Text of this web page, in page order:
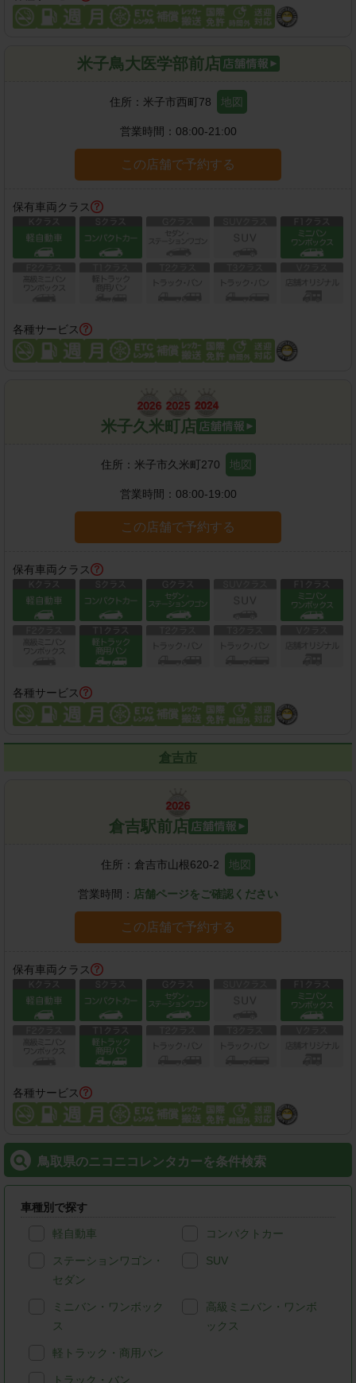
米子鳥大医学部前店
住所： 米子市西町78 地図
営業時間： 08:00-21:00
この店舗で予約する
保有車両クラス
各種サービス
米子久米町店
住所： 米子市久米町270 地図
営業時間： 08:00-19:00
この店舗で予約する
保有車両クラス
各種サービス
倉吉市
倉吉駅前店
住所： 倉吉市山根620-2 地図
営業時間： 店舗ページをご確認ください
この店舗で予約する
保有車両クラス
各種サービス
鳥取県のニコニコレンタカーを条件検索
車種別で探す
軽自動車 コンパクトカー
ステーションワゴン・
セダン
SUV
ミニバン・ワンボック
ス
高級ミニバン・ワンボ
ックス
軽トラック・商用バン
トラック・バン